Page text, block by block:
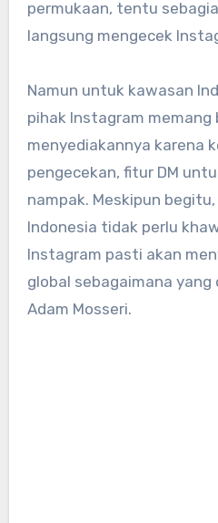
permukaan, tentu
langsung mengecek
Namun untuk kawasan
pihak Instagram memang
menyediakannya karena
pengecekan, fitur DM
nampak. Meskipun
Indonesia tidak perlu
Instagram pasti akan
global sebagaimana yang
Adam Mosseri.